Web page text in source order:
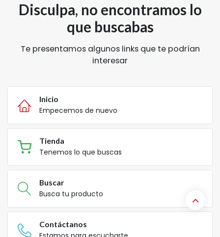
Disculpa, no encontramos lo
que buscabas
Te presentamos algunos links que te podrían
interesar
Inicio
Empecemos de nuevo
Tienda
Tenemos lo que buscas
Buscar
Busca tu producto
Contáctanos